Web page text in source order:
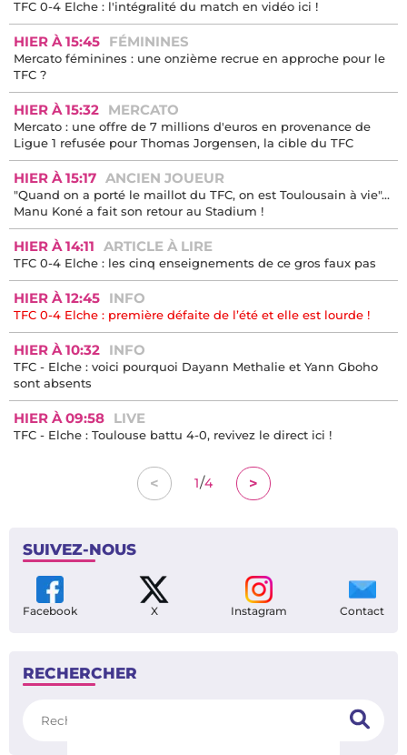
TFC 0-4 Elche : l'intégralité du match en vidéo ici !
HIER À 15:45 FÉMININES
Mercato féminines : une onzième recrue en approche pour le
TFC ?
HIER À 15:32 MERCATO
Mercato : une offre de 7 millions d'euros en provenance de
Ligue 1 refusée pour Thomas Jorgensen, la cible du TFC
HIER À 15:17 ANCIEN JOUEUR
"Quand on a porté le maillot du TFC, on est Toulousain à vie"...
Manu Koné a fait son retour au Stadium !
HIER À 14:11 ARTICLE À LIRE
TFC 0-4 Elche : les cinq enseignements de ce gros faux pas
HIER À 12:45 INFO
TFC 0-4 Elche : première défaite de l’été et elle est lourde !
HIER À 10:32 INFO
TFC - Elche : voici pourquoi Dayann Methalie et Yann Gboho
sont absents
HIER À 09:58 LIVE
TFC - Elche : Toulouse battu 4-0, revivez le direct ici !
< 1/4 >
SUIVEZ-NOUS
Facebook X Instagram Contact
RECHERCHER